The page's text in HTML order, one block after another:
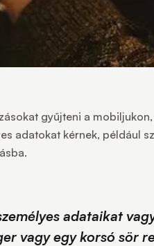
gyűjteni a
adatokat kérnek, például
adataikat
vagy egy korsó sör